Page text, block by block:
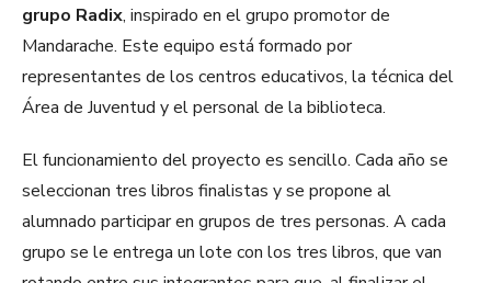
grupo Radix, inspirado en el grupo promotor de
Mandarache. Este equipo está formado por
representantes de los centros educativos, la técnica del
Área de Juventud y el personal de la biblioteca.
El funcionamiento del proyecto es sencillo. Cada año se
seleccionan tres libros finalistas y se propone al
alumnado participar en grupos de tres personas. A cada
grupo se le entrega un lote con los tres libros, que van